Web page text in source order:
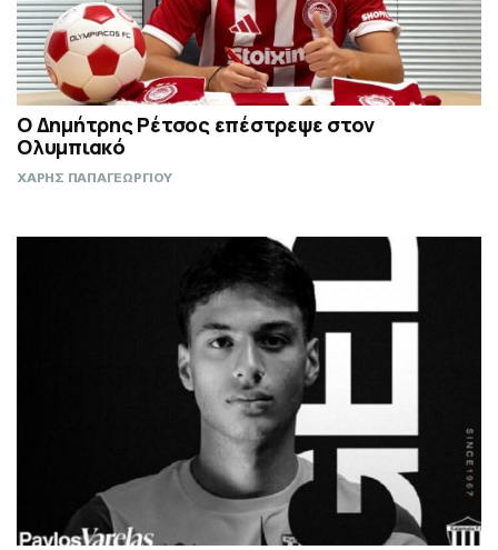
Ο Δημήτρης Ρέτσος επέστρεψε στον
Ολυμπιακό
ΧΑΡΗΣ ΠΑΠΑΓΕΩΡΓΙΟΥ